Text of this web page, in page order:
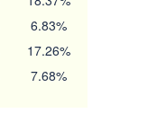
6.83%
17.26%
7.68%